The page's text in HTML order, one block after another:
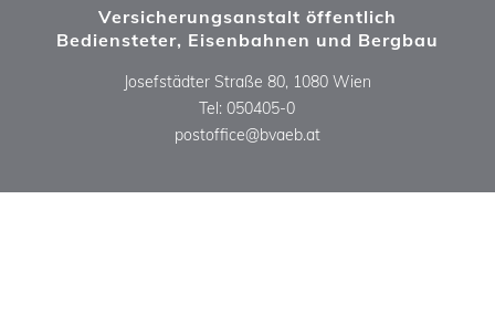
Versicherungsanstalt öffentlich
Bediensteter, Eisenbahnen und Bergbau
Josefstädter Straße 80, 1080 Wien
Tel: 050405-0
postoffice@bvaeb.at